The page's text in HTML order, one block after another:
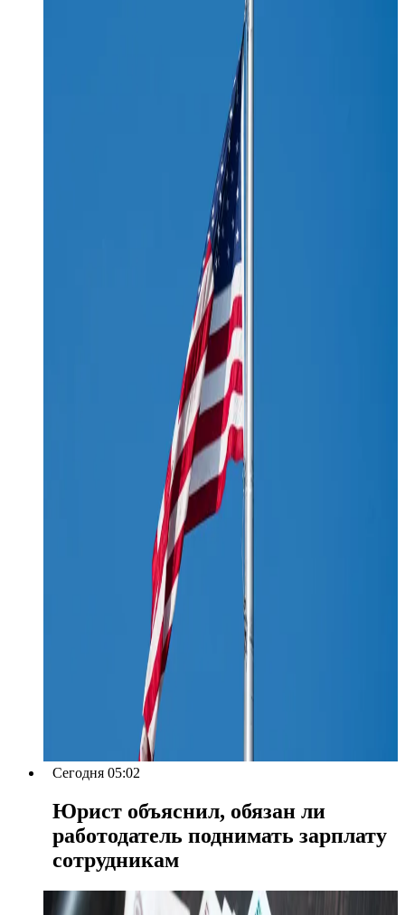
Сегодня 05:02
Юрист объяснил, обязан ли
работодатель поднимать зарплату
сотрудникам